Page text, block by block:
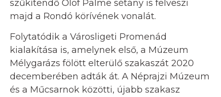
szűkítendő Olof Palme sétány is felveszi
majd a Rondó körívének vonalát.
Folytatódik a Városligeti Promenád
kialakítása is, amelynek első, a Múzeum
Mélygarázs fölött elterülő szakaszát 2020
decemberében adták át. A Néprajzi Múzeum
és a Műcsarnok közötti, újabb szakasz